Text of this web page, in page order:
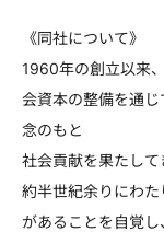
《同社について》
1960年の創立以来
会資本の整備を通
念のもと
社会貢献を果たして
約半世紀余りにわ
があることを自覚し